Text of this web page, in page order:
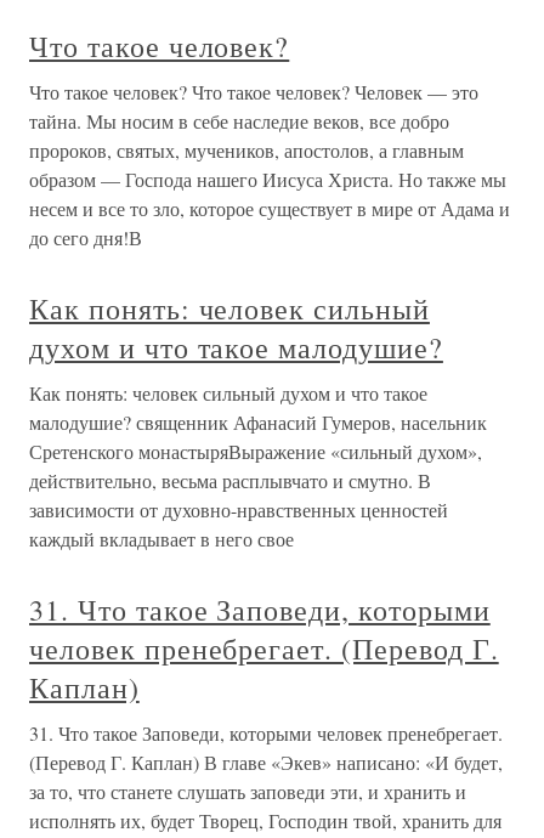
Что такое человек?
Что такое человек? Что такое человек? Человек — это
тайна. Мы носим в себе наследие веков, все добро
пророков, святых, мучеников, апостолов, а главным
образом — Господа нашего Иисуса Христа. Но также мы
несем и все то зло, которое существует в мире от Адама и
до сего дня!В
Как понять: человек сильный
духом и что такое малодушие?
Как понять: человек сильный духом и что такое
малодушие? священник Афанасий Гумеров, насельник
Сретенского монастыряВыражение «сильный духом»,
действительно, весьма расплывчато и смутно. В
зависимости от духовно-нравственных ценностей
каждый вкладывает в него свое
31. Что такое Заповеди, которыми
человек пренебрегает. (Перевод Г.
Каплан)
31. Что такое Заповеди, которыми человек пренебрегает.
(Перевод Г. Каплан) В главе «Экев» написано: «И будет,
за то, что станете слушать заповеди эти, и хранить и
исполнять их, будет Творец, Господин твой, хранить для